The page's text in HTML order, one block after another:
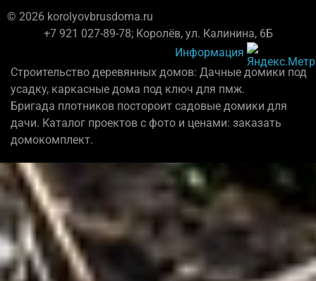
© 2026 korolyovbrusdoma.ru
+7 921 027-89-78; Королёв, ул. Калинина, 6Б
Информация
Строительство деревянных домов: Дачные домики под
усадку, каркасные дома под ключ для пмж.
Бригада плотников постороит садовые домики для
дачи. Каталог проектов с фото и ценами: заказать
домокомплект.